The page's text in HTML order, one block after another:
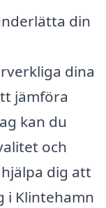
din
dina
jämföra
kan du
och
dig att
i Klintehamn